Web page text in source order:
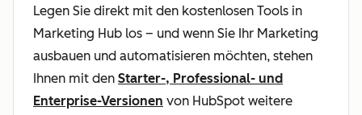
Legen Sie direkt mit den kostenlosen Tools in
Marketing Hub los – und wenn Sie Ihr Marketing
ausbauen und automatisieren möchten, stehen
Ihnen mit den Starter-, Professional- und
Enterprise-Versionen von HubSpot weitere